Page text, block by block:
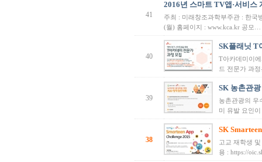
41
2016년 스마트 TV앱·서비스
주최 : 미래창조과학부주관 : 한국
(월) 홈페이지 : www.kca.kr 공모…
40
SK플래닛 T
T아카데미이
드 전문가 과
39
SK 농촌관
농촌관광의 우
미 유발 요인
38
SK
고교 재학생
용 : https://